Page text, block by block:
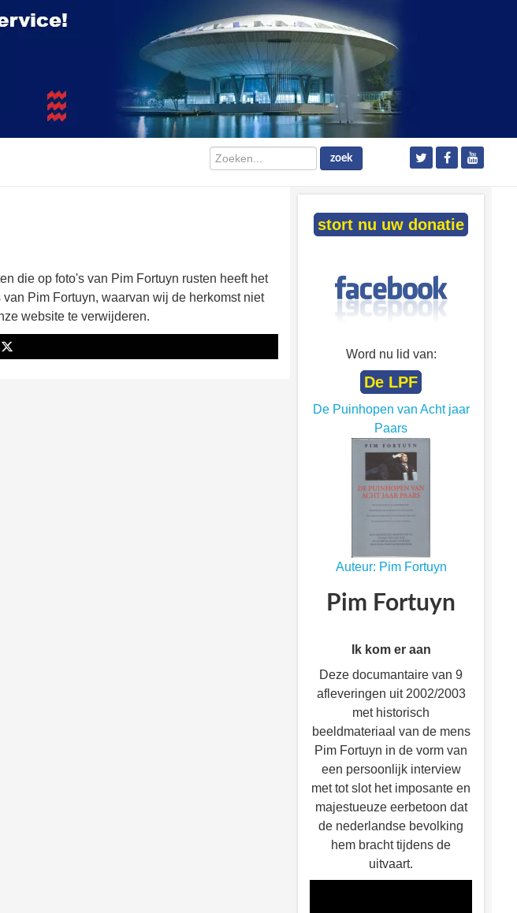
Zoeken... zoek
die op foto's van Pim Fortuyn rusten heeft het
Pim Fortuyn, waarvan wij de herkomst niet
website te verwijderen.
stort nu uw donatie
Word nu lid van:
De LPF
De Puinhopen van Acht jaar
Paars
Auteur: Pim Fortuyn
Pim Fortuyn
Ik kom er aan
Deze documantaire van 9
afleveringen uit 2002/2003
met historisch
beeldmateriaal van de mens
Pim Fortuyn in de vorm van
een persoonlijk interview
met tot slot het imposante en
majestueuze eerbetoon dat
de nederlandse bevolking
hem bracht tijdens de
uitvaart.